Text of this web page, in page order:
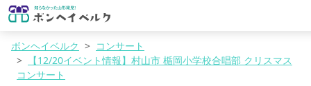
ボンヘイベルク
コンサート
【12/20イベント情報】村山市 楯岡小学校合唱部 クリスマス
コンサート